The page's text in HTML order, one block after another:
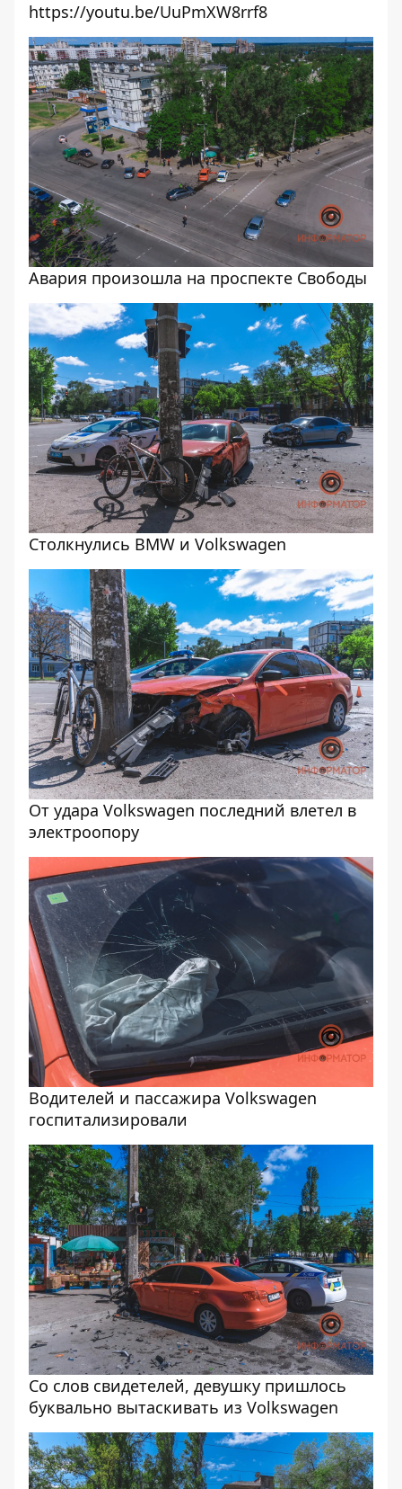
https://youtu.be/UuPmXW8rrf8
Авария произошла на проспекте Свободы
Столкнулись BMW и Volkswagen
От удара Volkswagen последний влетел в
электроопору
Водителей и пассажира Volkswagen
госпитализировали
Со слов свидетелей, девушку пришлось
буквально вытаскивать из Volkswagen